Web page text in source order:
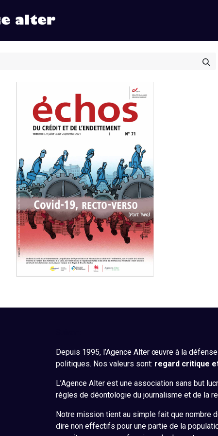
Depuis 1995, l’Agence Alter œuvre à la
politiques. Nos valeurs sont: regard critique
L’Agence Alter est une association sans but
règles de déontologie du journalisme et de la
Notre mission tient au simple fait que nombre
dire non effectifs pour une partie de la